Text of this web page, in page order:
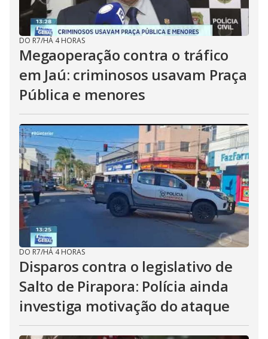
DO R7/HÁ 4 HORAS
Megaoperação contra o tráfico
em Jaú: criminosos usavam Praça
Pública e menores
DO R7/HÁ 4 HORAS
Disparos contra o legislativo de
Salto de Pirapora: Polícia ainda
investiga motivação do ataque